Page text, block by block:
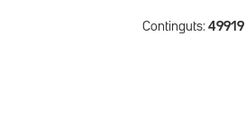
Continguts: 49919